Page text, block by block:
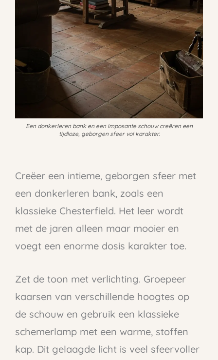
Een donkerleren bank en een imposante schouw creëren een
tijdloze, geborgen sfeer vol karakter.
Creëer een intieme, geborgen sfeer met
een donkerleren bank, zoals een
klassieke Chesterfield. Het leer wordt
met de jaren alleen maar mooier en
voegt een enorme dosis karakter toe.
Zet de toon met verlichting. Groepeer
kaarsen van verschillende hoogtes op
de schouw en gebruik een klassieke
schemerlamp met een warme, stoffen
kap. Dit gelaagde licht is veel sfeervoller